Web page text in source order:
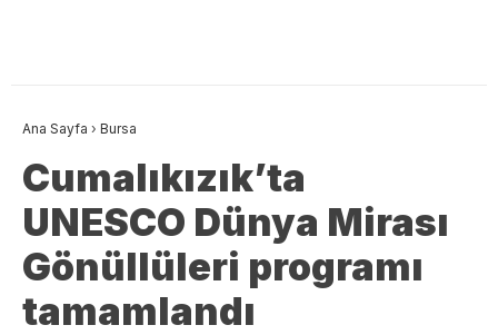
Ana Sayfa › Bursa
Cumalıkızık’ta
UNESCO Dünya Mirası
Gönüllüleri programı
tamamlandı